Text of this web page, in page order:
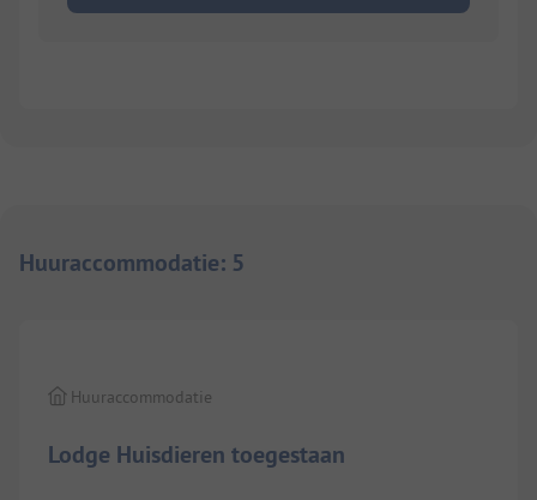
Huuraccommodatie: 5
Lodge Huisdieren toegestaan
Huuraccommodatie